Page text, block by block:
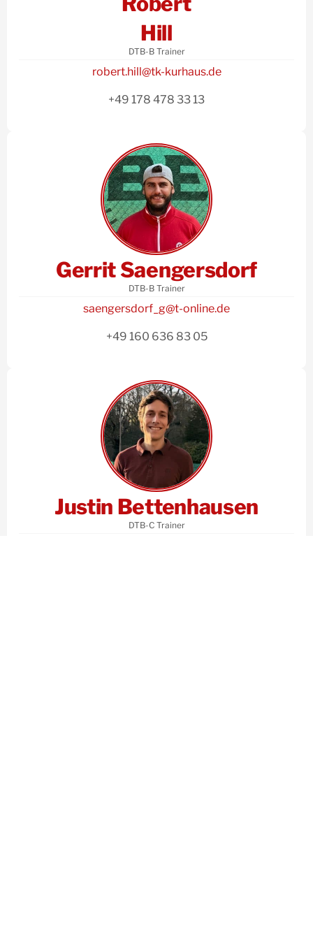
Hill
DTB-B Trainer
robert.hill@tk-kurhaus.de
+49 178 478 33 13
Gerrit Saengersdorf​
DTB-B Trainer
saengersdorf_g@t-online.de
+49 160 636 83 05
Justin Bettenhausen
DTB-C Trainer